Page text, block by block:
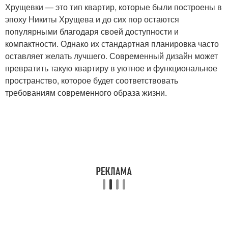
Хрущевки — это тип квартир, которые были построены в
эпоху Никиты Хрущева и до сих пор остаются
популярными благодаря своей доступности и
компактности. Однако их стандартная планировка часто
оставляет желать лучшего. Современный дизайн может
превратить такую квартиру в уютное и функциональное
пространство, которое будет соответствовать
требованиям современного образа жизни.